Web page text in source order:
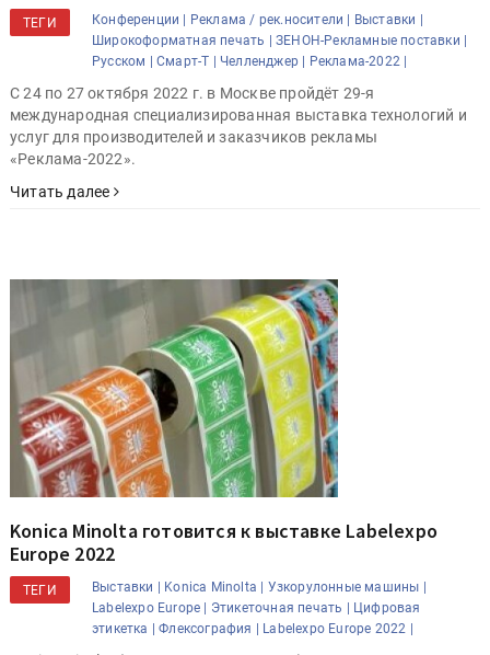
ТЕГИ Конференции | Реклама / рек.носители | Выставки |
Широкоформатная печать | ЗЕНОН-Рекламные поставки |
Русском | Смарт-Т | Челленджер | Реклама-2022 |
С 24 по 27 октября 2022 г. в Москве пройдёт 29-я
международная специализированная выставка технологий и
услуг для производителей и заказчиков рекламы
«Реклама-2022».
Читать далее
Konica Minolta готовится к выставке Labelexpo
Europe 2022
ТЕГИ Выставки | Konica Minolta |
Узкорулонные машины |
Labelexpo Europe |
Этикеточная печать |
Цифровая
этикетка |
Флексография | Labelexpo Europe 2022 |